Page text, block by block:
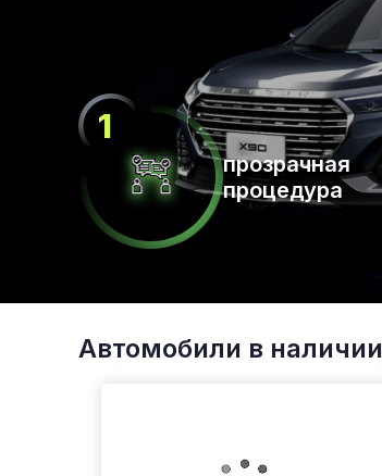
прозрачная
процедура
Автомобили в наличии